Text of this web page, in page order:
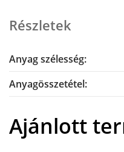
Részletek
Anyag szélesség:
Anyagösszetétel:
Ajánlott